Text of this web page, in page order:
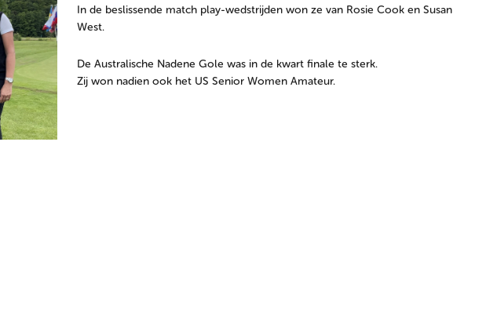
In de beslissende match play-wedstrijden won ze van Rosie Cook en Susan
West.
De Australische Nadene Gole was in de kwart finale te sterk.
Zij won nadien ook het US Senior Women Amateur.